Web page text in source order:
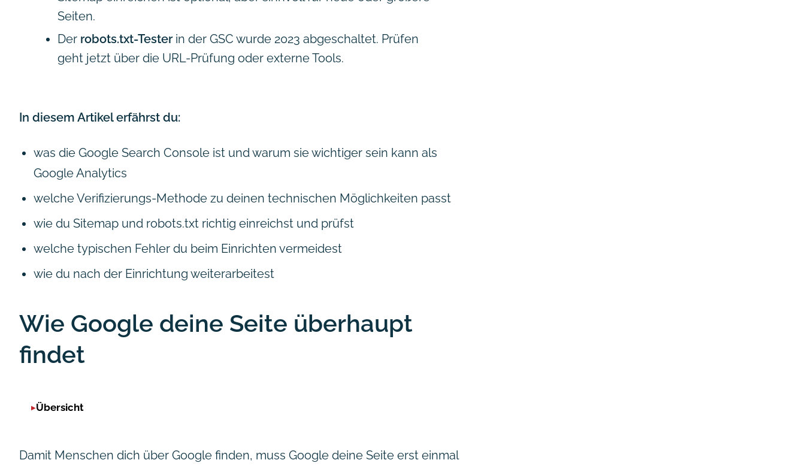
Seiten.
Der robots.txt-Testerin der GSC wurde 2023 abgeschaltet. Prüfen
geht jetzt über die URL-Prüfung oder externe Tools.
In diesem Artikel erfährst du:
was die Google Search Console ist und warum sie wichtiger sein kann als
Google Analytics
welche Verifizierungs-Methode zu deinen technischen Möglichkeiten passt
wie du Sitemap und robots.txt richtig einreichst und prüfst
welche typischen Fehler du beim Einrichten vermeidest
wie du nach der Einrichtung weiterarbeitest
Wie Google deine Seite überhaupt
findet
Übersicht
Damit Menschen dich über Google finden, muss Google deine Seite erst einmal